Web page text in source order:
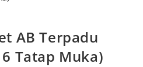
AB Terpadu
Tatap Muka)